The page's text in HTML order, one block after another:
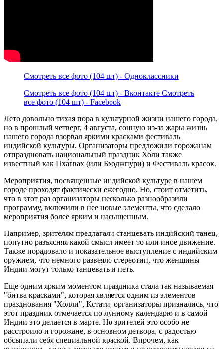
Смотреть все фото (104 шт) - Одноклассники
Смотреть все фото (104 шт) - Вконтакте Смотреть
все фото (104 шт) - Facebook
Лето довольно тихая пора в культурной жизни нашего города,
но в прошлый четверг, 4 августа, сонную из-за жары жизнь
нашего города взорвал яркими красками фестиваль
индийской культуры. Организаторы предложили горожанам
отпраздновать национальный праздник Хо́ли также
известный как Пха́гвах (или Бходжпу́ри) и Фестиваль красок.
Мероприятия, посвященные индийской культуре в нашем
городе проходят фактически ежегодно. Но, стоит отметить,
что в этот раз организаторы несколько разнообразили
программу, включили в нее новые элементы, что сделало
мероприятия более ярким и насыщенным.
Например, зрителям предлагали станцевать индийский танец,
попутно разъясняя какой смысл имеет то или иное движение.
Также порадовало и показательное выступление с индийским
оружием, что немного развеяло стереотип, что женщины
Индии могут только танцевать и петь.
Еще одним ярким моментом праздника стала так называемая
"битва красками", которая является одним из элементов
празднования "Холли", Кстати, организаторы признались, что
этот праздник отмечается по лунному календарю и в самой
Индии это делается в марте. Но зрителей это особо не
расстроило и горожане, в основном детвора, с радостью
обсыпали себя специальной краской. Впрочем, как